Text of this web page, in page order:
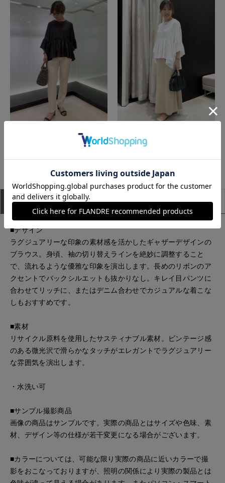
アイテム説明 サイズ詳細 購入レビュー
■デザイン
ラグジュアリーな印象の素材感を活かしたギャザーデザインの
ブラウス。身頃、袖の切り替えラインを絶妙に調整すること
で、流れるような優雅な印象を演出します。長めのリボンのア
クセントでバックシルエットも抜かりなし。キレイ目パンツに
合わせてリッチに、またはデニム合わせでカジュアルな着こな
しもおすすめです。
■素材
リサイクル原料を使用したサスティナブル素材。ビンテージ感
のある微光沢で滑らかなタッチがエレガントでラグジュアリー
な雰囲気を演出します。
・水洗い可
■サンプル撮影商品
画像の商品はサンプルです。実際の商品とはサイズや色味、素
材、デザイン等の仕様が若干変更になる場合がございます。
■カラーについては、可能な限り実際の商品に近いカラーで撮
影をおこなっておりますが、照明の関係により実際の製品とは